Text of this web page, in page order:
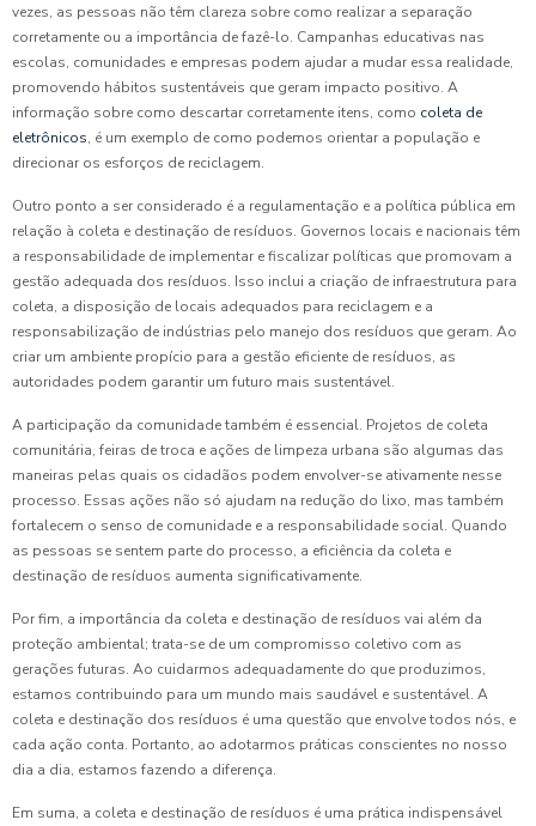
vezes, as pessoas não têm clareza sobre como realizar a separação
corretamente ou a importância de fazê-lo. Campanhas educativas nas
escolas, comunidades e empresas podem ajudar a mudar essa realidade,
promovendo hábitos sustentáveis que geram impacto positivo. A
informação sobre como descartar corretamente itens, como coleta de
eletrônicos, é um exemplo de como podemos orientar a população e
direcionar os esforços de reciclagem.
Outro ponto a ser considerado é a regulamentação e a política pública em
relação à coleta e destinação de resíduos. Governos locais e nacionais têm
a responsabilidade de implementar e fiscalizar políticas que promovam a
gestão adequada dos resíduos. Isso inclui a criação de infraestrutura para
coleta, a disposição de locais adequados para reciclagem e a
responsabilização de indústrias pelo manejo dos resíduos que geram. Ao
criar um ambiente propício para a gestão eficiente de resíduos, as
autoridades podem garantir um futuro mais sustentável.
A participação da comunidade também é essencial. Projetos de coleta
comunitária, feiras de troca e ações de limpeza urbana são algumas das
maneiras pelas quais os cidadãos podem envolver-se ativamente nesse
processo. Essas ações não só ajudam na redução do lixo, mas também
fortalecem o senso de comunidade e a responsabilidade social. Quando
as pessoas se sentem parte do processo, a eficiência da coleta e
destinação de resíduos aumenta significativamente.
Por fim, a importância da coleta e destinação de resíduos vai além da
proteção ambiental; trata-se de um compromisso coletivo com as
gerações futuras. Ao cuidarmos adequadamente do que produzimos,
estamos contribuindo para um mundo mais saudável e sustentável. A
coleta e destinação dos resíduos é uma questão que envolve todos nós, e
cada ação conta. Portanto, ao adotarmos práticas conscientes no nosso
dia a dia, estamos fazendo a diferença.
Em suma, a coleta e destinação de resíduos é uma prática indispensável